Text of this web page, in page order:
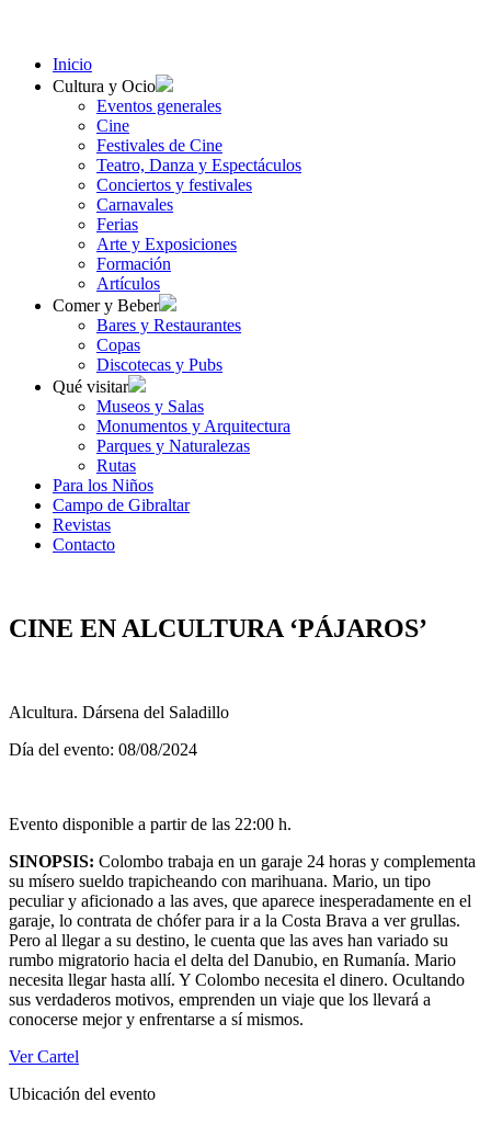
Inicio
Cultura y Ocio
Eventos generales
Cine
Festivales de Cine
Teatro, Danza y Espectáculos
Conciertos y festivales
Carnavales
Ferias
Arte y Exposiciones
Formación
Artículos
Comer y Beber
Bares y Restaurantes
Copas
Discotecas y Pubs
Qué visitar
Museos y Salas
Monumentos y Arquitectura
Parques y Naturalezas
Rutas
Para los Niños
Campo de Gibraltar
Revistas
Contacto
CINE EN ALCULTURA ‘PÁJAROS’
Alcultura. Dársena del Saladillo
Día del evento: 08/08/2024
Evento disponible a partir de las 22:00 h.
SINOPSIS: Colombo trabaja en un garaje 24 horas y complementa
su mísero sueldo trapicheando con marihuana. Mario, un tipo
peculiar y aficionado a las aves, que aparece inesperadamente en el
garaje, lo contrata de chófer para ir a la Costa Brava a ver grullas.
Pero al llegar a su destino, le cuenta que las aves han variado su
rumbo migratorio hacia el delta del Danubio, en Rumanía. Mario
necesita llegar hasta allí. Y Colombo necesita el dinero. Ocultando
sus verdaderos motivos, emprenden un viaje que los llevará a
conocerse mejor y enfrentarse a sí mismos.
Ver Cartel
Ubicación del evento